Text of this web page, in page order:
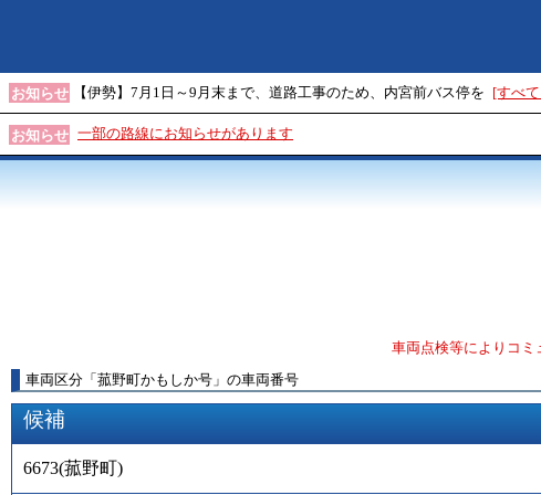
お知らせ 【伊勢】7月1日～9月末まで、道路工事のため、内宮前バス停を [すべ
お知らせ 一部の路線にお知らせがあります
車両点検等によりコミ
車両区分 「 菰野町かもしか号 」 の車両番号
候補
6673(菰野町)